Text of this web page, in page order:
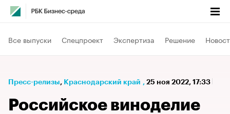
Все выпуски Спецпроект Экспертиза Решение
Пресс-релизы⁠, Краснодарский край , 25 ноя 2022, 17:33
Российское виноделие